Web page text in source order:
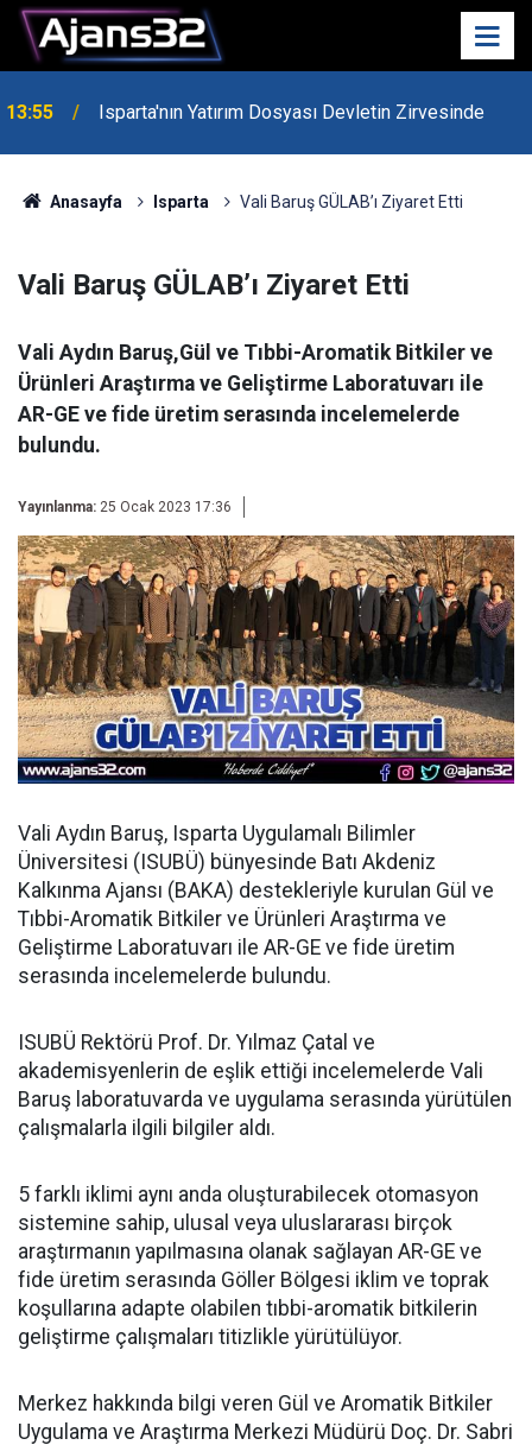
13:55 Isparta'nın Yatırım Dosyası Devletin Zirvesinde
Anasayfa Isparta Vali Baruş GÜLAB’ı Ziyaret Etti
Vali Baruş GÜLAB’ı Ziyaret Etti
Vali Aydın Baruş,Gül ve Tıbbi-Aromatik Bitkiler ve
Ürünleri Araştırma ve Geliştirme Laboratuvarı ile
AR-GE ve fide üretim serasında incelemelerde
bulundu.
Yayınlanma: 25 Ocak 2023 17:36
Vali Aydın Baruş, Isparta Uygulamalı Bilimler
Üniversitesi (ISUBÜ) bünyesinde Batı Akdeniz
Kalkınma Ajansı (BAKA) destekleriyle kurulan Gül ve
Tıbbi-Aromatik Bitkiler ve Ürünleri Araştırma ve
Geliştirme Laboratuvarı ile AR-GE ve fide üretim
serasında incelemelerde bulundu.
ISUBÜ Rektörü Prof. Dr. Yılmaz Çatal ve
akademisyenlerin de eşlik ettiği incelemelerde Vali
Baruş laboratuvarda ve uygulama serasında yürütülen
çalışmalarla ilgili bilgiler aldı.
5 farklı iklimi aynı anda oluşturabilecek otomasyon
sistemine sahip, ulusal veya uluslararası birçok
araştırmanın yapılmasına olanak sağlayan AR-GE ve
fide üretim serasında Göller Bölgesi iklim ve toprak
koşullarına adapte olabilen tıbbi-aromatik bitkilerin
geliştirme çalışmaları titizlikle yürütülüyor.
Merkez hakkında bilgi veren Gül ve Aromatik Bitkiler
Uygulama ve Araştırma Merkezi Müdürü Doç. Dr. Sabri